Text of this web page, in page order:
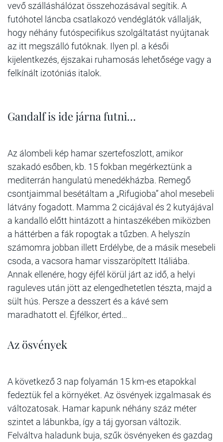
vevő szálláshálózat összehozásával segítik. A
futóhotel láncba csatlakozó vendéglátók vállalják,
hogy néhány futóspecifikus szolgáltatást nyújtanak
az itt megszálló futóknak. Ilyen pl. a késői
kijelentkezés, éjszakai ruhamosás lehetősége vagy a
felkínált izotóniás italok.
Gandalf is ide járna futni…
Az álombeli kép hamar szertefoszlott, amikor
szakadó esőben, kb. 15 fokban megérkeztünk a
mediterrán hangulatú menedékházba. Remegő
csontjaimmal besétáltam a „Rifugioba” ahol mesebeli
látvány fogadott. Mamma 2 cicájával és 2 kutyájával
a kandalló előtt hintázott a hintaszékében miközben
a háttérben a fák ropogtak a tűzben. A helyszín
számomra jobban illett Erdélybe, de a másik mesebeli
csoda, a vacsora hamar visszaröpített Itáliába.
Annak ellenére, hogy éjfél körül járt az idő, a helyi
raguleves után jött az elengedhetetlen tészta, majd a
sült hús. Persze a desszert és a kávé sem
maradhatott el. Éjfélkor, érted…
Az ösvények
A következő 3 nap folyamán 15 km-es etapokkal
fedeztük fel a környéket. Az ösvények izgalmasak és
változatosak. Hamar kapunk néhány száz méter
szintet a lábunkba, így a táj gyorsan változik.
Felváltva haladunk buja, szűk ösvényeken és gazdag